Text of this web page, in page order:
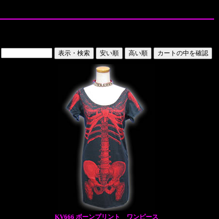
KV666 ボーンプリント ワンピース